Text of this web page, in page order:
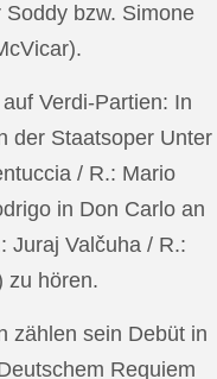
bzw. Simone
Verdi-Partien: In
der Staatsoper Unter
/ R.: Mario
in Don Carlo an
Juraj Valčuha / R.:
zu hören.
zählen sein Debüt in
Requiem